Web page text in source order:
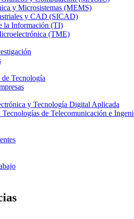
y Microsistemas (MEMS)
y CAD (SICAD)
la Información (TI)
(TME)
Tecnología
y Tecnología Digital Aplicada
Tecnologías de Telecomunicación e